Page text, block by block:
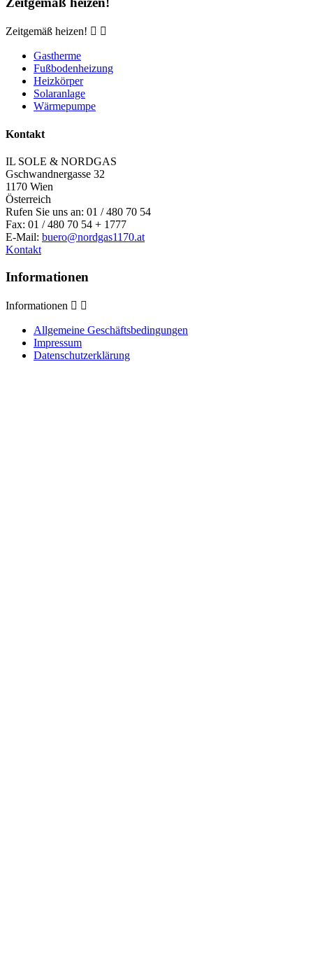
Zeitgemäß heizen!  
Gastherme
Fußbodenheizung
Heizkörper
Solaranlage
Wärmepumpe
Kontakt
IL SOLE & NORDGAS
Gschwandnergasse 32
1170 Wien
Österreich
Rufen Sie uns an: 01 / 480 70 54
Fax: 01 / 480 70 54 + 1777
E-Mail: buero@nordgas1170.at
Kontakt
Informationen
Informationen  
Allgemeine Geschäftsbedingungen
Impressum
Datenschutzerklärung